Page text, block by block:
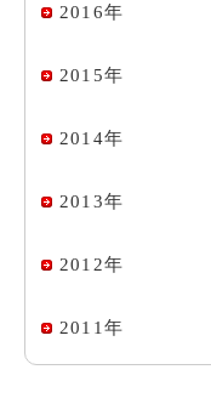
2016年
2015年
2014年
2013年
2012年
2011年